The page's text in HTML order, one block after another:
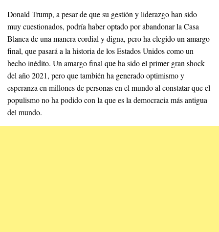
Donald Trump, a pesar de que su gestión y liderazgo han sido
muy cuestionados, podría haber optado por abandonar la Casa
Blanca de una manera cordial y digna, pero ha elegido un amargo
final, que pasará a la historia de los Estados Unidos como un
hecho inédito. Un amargo final que ha sido el primer gran shock
del año 2021, pero que también ha generado optimismo y
esperanza en millones de personas en el mundo al constatar que el
populismo no ha podido con la que es la democracia más antigua
del mundo.